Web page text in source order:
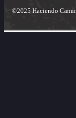
©2025 Haciendo